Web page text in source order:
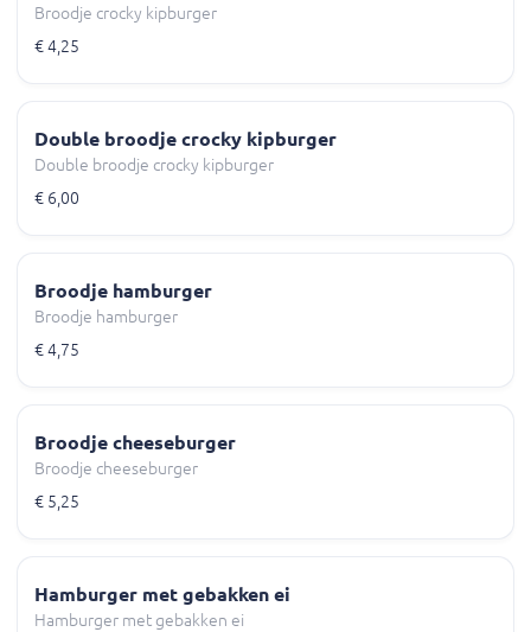
Broodje crocky kipburger
€ 4,25
Double broodje crocky kipburger
Double broodje crocky kipburger
€ 6,00
Broodje hamburger
Broodje hamburger
€ 4,75
Broodje cheeseburger
Broodje cheeseburger
€ 5,25
Hamburger met gebakken ei
Hamburger met gebakken ei